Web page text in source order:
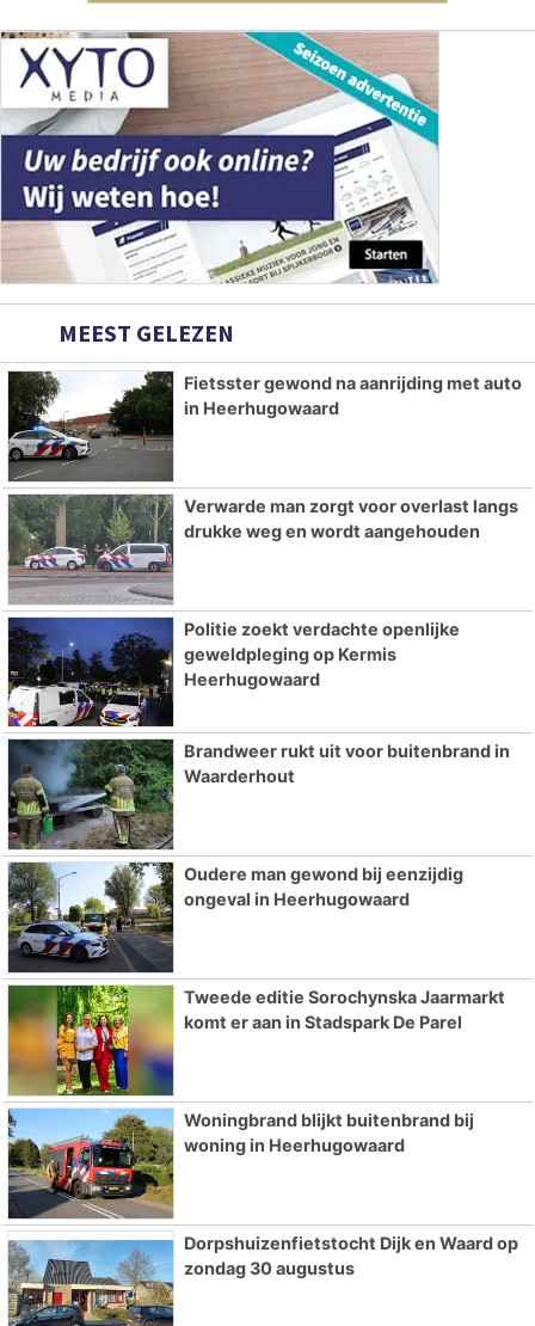
MEEST GELEZEN
Fietsster gewond na aanrijding met auto
in Heerhugowaard
Verwarde man zorgt voor overlast langs
drukke weg en wordt aangehouden
Politie zoekt verdachte openlijke
geweldpleging op Kermis
Heerhugowaard
Brandweer rukt uit voor buitenbrand in
Waarderhout
Oudere man gewond bij eenzijdig
ongeval in Heerhugowaard
Tweede editie Sorochynska Jaarmarkt
komt er aan in Stadspark De Parel
Woningbrand blijkt buitenbrand bij
woning in Heerhugowaard
Dorpshuizenfietstocht Dijk en Waard op
zondag 30 augustus